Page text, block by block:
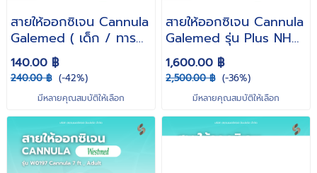
สายให้ออกซิเจน Cannula
Galemed ( เด็ก / ทารก
)
140.00 ฿
240.00 ฿ (-42%)
มีหลายคุณสมบัติให้เลือก
สายให้ออกซิเจน Cannula
Galemed รุ่น Plus NHF
Nasal Prong ( Size 2 /
3 / 4 )
1,600.00 ฿
2,500.00 ฿ (-36%)
มีหลายคุณสมบัติให้เลือก